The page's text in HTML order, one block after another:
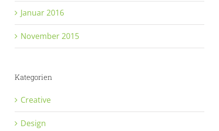
Januar 2016
November 2015
Kategorien
Creative
Design